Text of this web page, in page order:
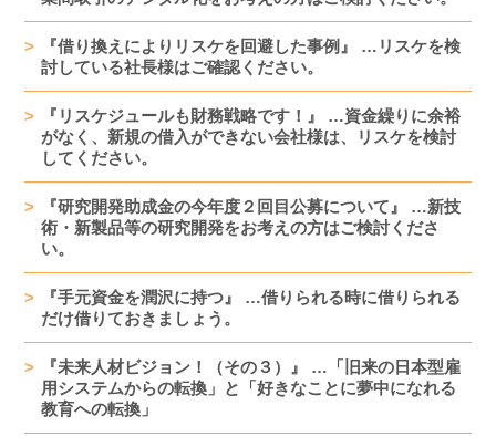
『借り換えによりリスケを回避した事例』 …リスケを検
討している社長様はご確認ください。
『リスケジュールも財務戦略です！』 …資金繰りに余裕
がなく、新規の借入ができない会社様は、リスケを検討
してください。
『研究開発助成金の今年度２回目公募について』 …新技
術・新製品等の研究開発をお考えの方はご検討くださ
い。
『手元資金を潤沢に持つ』 …借りられる時に借りられる
だけ借りておきましょう。
『未来人材ビジョン！（その３）』 …「旧来の日本型雇
用システムからの転換」と「好きなことに夢中になれる
教育への転換」